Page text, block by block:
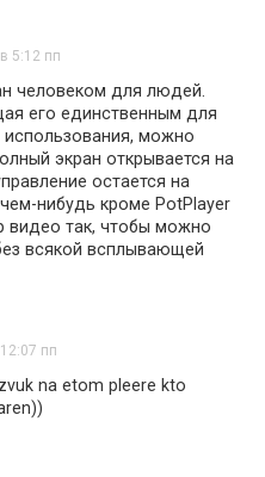
5:12 пп
человеком для людей.
его единственным для
можно
экран открывается на
остается на
нибудь кроме PotPlayer
видео так, чтобы можно
всякой всплывающей
пп
na etom pleere kto